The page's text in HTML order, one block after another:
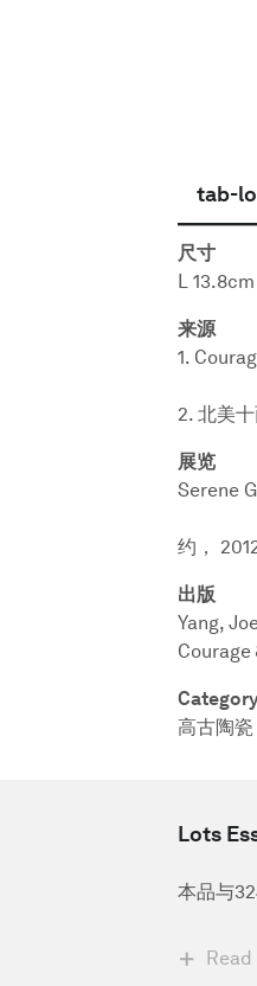
tab-
尺寸
L 13.8cm
来源
1.
2. 北美
展览
Serene
约，
出版
Yang,
Courage
高古陶瓷
Lots
本品与
Read